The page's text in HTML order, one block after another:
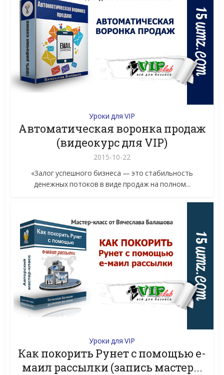
Уроки для VIP
Автоматическая воронка продаж
(видеокурс для VIP)
2015-10-22
«Залог успешного бизнеса — это стабильность
денежных потоков в виде продаж на полном...
Уроки для VIP
Как покорить Рунет с помощью е-
маил рассылки (запись мастер...